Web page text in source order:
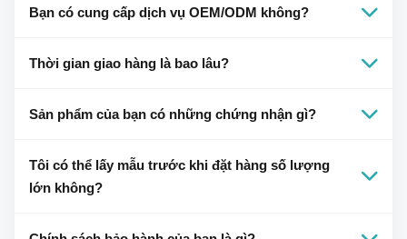
Bạn có cung cấp dịch vụ OEM/ODM không?
vụ - từ xây dựng thương hiệu tùy chỉnh (logo trên sản phẩm
chức năng. Của chúng tôiHơn 10 kỹ sư R&Dhợp tác chặt
Thời gian giao hàng là bao lâu?
hàng tùy chỉnh:15–20 ngàysau khi phê duyệt mẫu. Chúng
đơn hàng khẩn cấp.
Sản phẩm của bạn có những chứng nhận gì?
UL, KC, PSE, FCC, DOE và CEC— bao gồm các thị trường
lớn bao gồm Bắc Mỹ, Châu Âu, Nhật Bản và Hàn Quốc.
Tôi có thể lấy mẫu trước khi đặt hàng số lượng
lớn không?